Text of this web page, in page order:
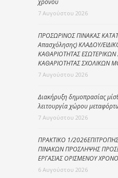
7 Αυγούστου 2026
ΠΡΟΣΩΡΙΝΟΣ ΠΙΝΑΚΑΣ
Απασχόλησης) ΚΛΑΔΟΥ/
ΚΑΘΑΡΙΟΤΗΤΑΣ
ΚΑΘΑΡΙΟΤΗΤΑΣ ΣΧΟΛΙΚΩΝ
7 Αυγούστου 2026
Διακήρυξη δημοπρασίας
λειτουργία χώρου
7 Αυγούστου 2026
ΠΡΑΚΤΙΚΟ 1/
ΠΙΝΑΚΩΝ ΠΡΟΣΛΗΨΗΣ
ΕΡΓΑΣΙΑΣ ΟΡΙΣΜΕΝΟΥ
6 Αυγούστου 2026